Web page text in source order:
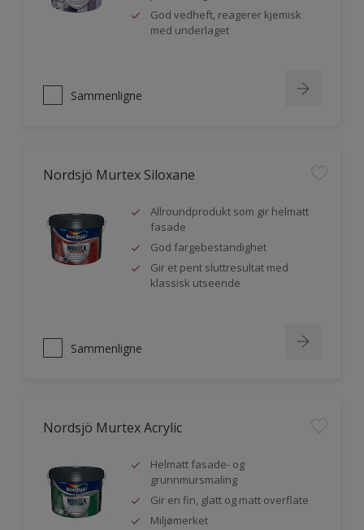
God vedheft, reagerer kjemisk
med underlaget
Sammenligne
Nordsjö Murtex Siloxane
Allroundprodukt som gir helmatt
fasade
God fargebestandighet
Gir et pent sluttresultat med
klassisk utseende
Sammenligne
Nordsjö Murtex Acrylic
Helmatt fasade- og
grunnmursmaling
Gir en fin, glatt og matt overflate
Miljømerket